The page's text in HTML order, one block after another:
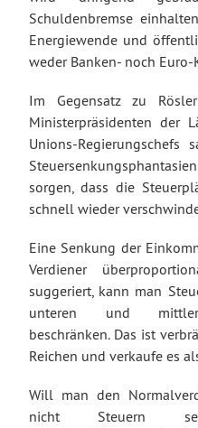
Schuldenbremse
Energiewende und
weder Banken- noch Euro-
Im Gegensatz zu
Ministerpräsidenten der
Unions-
sorgen, dass die
schnell wieder
Eine Senkung der
Verdiener
suggeriert, kann man
unteren und
beschränken. Das ist
Reichen und verkaufe es
Will man den
nicht Steuern